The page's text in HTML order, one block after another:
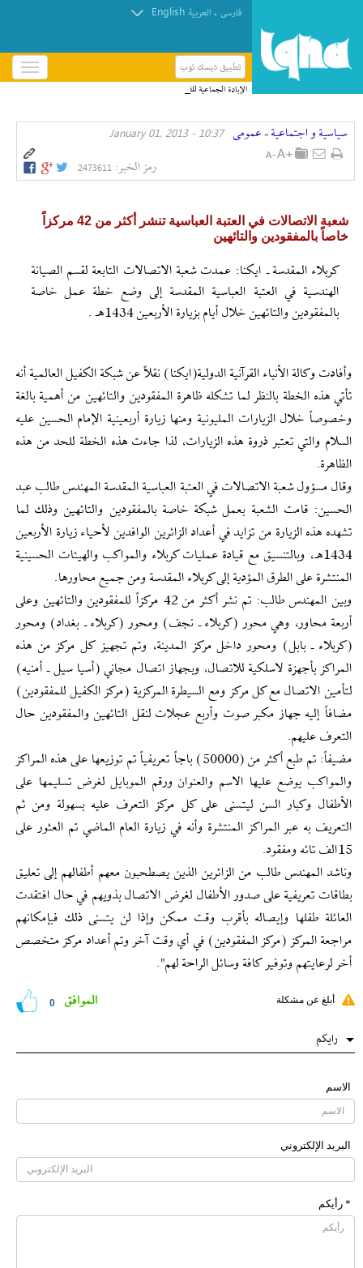
فارسی . العربیة English
تطبيق ديسك توب
باز
و
کردن
الإبادة الجماعية للفلسطينيين متجذرّة في صمت منظمات
سیاسیة و اجتماعیة » عمومی 10:37 - January 01, 2013
رمز الخبر: 2473611
شعبة الاتصالات في العتبة العباسية تنشر أكثر من 42 مركزاً
خاصاً بالمفقودين والتائهين
كربلاء المقدسة ـ ايكنا: عمدت شعبة الاتصالات التابعة لقسم الصيانة
الهندسية في العتبة العباسية المقدسة إلى وضع خطة عمل خاصة
بالمفقودين والتائهين خلال أيام بزيارة الأربعين 1434هـ .
وأفادت وكالة الأنباء القرآنية الدولية(ايكنا) نقلاً عن شبكة الكفيل العالمية أنه
تأتي هذه الخطة بالنظر لما تشكله ظاهرة المفقودين والتائهين من أهمية بالغة
وخصوصاً خلال الزيارات المليونية ومنها زيارة أربعينية الإمام الحسين عليه
السلام والتي تعتبر ذروة هذه الزيارات، لذا جاءت هذه الخطة للحد من هذه
الظاهرة.
وقال مسؤول شعبة الاتصالات في العتبة العباسية المقدسة المهندس طالب عبد
الحسين: قامت الشعبة بعمل شبكة خاصة بالمفقودين والتائهين وذلك لما
تشهده هذه الزيارة من تزايد في أعداد الزائرين الوافدين لأحياء زيارة الأربعين
1434هـ، وبالتنسيق مع قيادة عمليات كربلاء والمواكب والهيئات الحسينية
المنتشرة على الطرق المؤدية إلى كربلاء المقدسة ومن جميع محاورها.
وبين المهندس طالب: تم نشر أكثر من 42 مركزاً للمفقودين والتائهين وعلى
أربعة محاور، وهي محور (كربلاء ـ نجف) ومحور (كربلاء ـ بغداد) ومحور
(كربلاء ـ بابل) ومحور داخل مركز المدينة، وتم تجهيز كل مركز من هذه
المراكز بأجهزة لاسلكية للاتصال، وبجهاز اتصال مجاني (أسيا سيل ـ أمنيه)
لتأمين الاتصال مع كل مركز ومع السيطرة المركزية (مركز الكفيل للمفقودين)
مضافاً إليه جهاز مكبر صوت وأربع عجلات لنقل التائهين والمفقودين حال
التعرف عليهم.
مضيفاً: تم طبع أكثر من (50000) باجاً تعريفياً تم توزيعها على هذه المراكز
والمواكب يوضع عليها الاسم والعنوان ورقم الموبايل لغرض تسليمها على
الأطفال وكبار السن ليتسنى على كل مركز التعرف عليه بسهولة ومن ثم
التعريف به عبر المراكز المنتشرة وأنه في زيارة العام الماضي تم العثور على
15الف تائه ومفقود.
وناشد المهندس طالب من الزائرين الذين يصطحبون معهم أطفالهم إلى تعليق
بطاقات تعريفية على صدور الأطفال لغرض الاتصال بذويهم في حال افتقدت
العائلة طفلها وإيصاله بأقرب وقت ممكن وإذا لن يتسنى ذلك فبإمكانهم
مراجعة المركز (مركز المفقودين) في أي وقت آخر وتم أعداد مركز متخصص
أخر لرعايتهم وتوفير كافة وسائل الراحة لهم".
أبلغ عن مشكلة 0 الموافق
رایکم
الاسم
البرید الإلکتروني
* رأیکم